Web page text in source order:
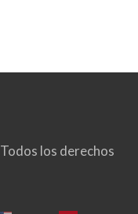
los derechos